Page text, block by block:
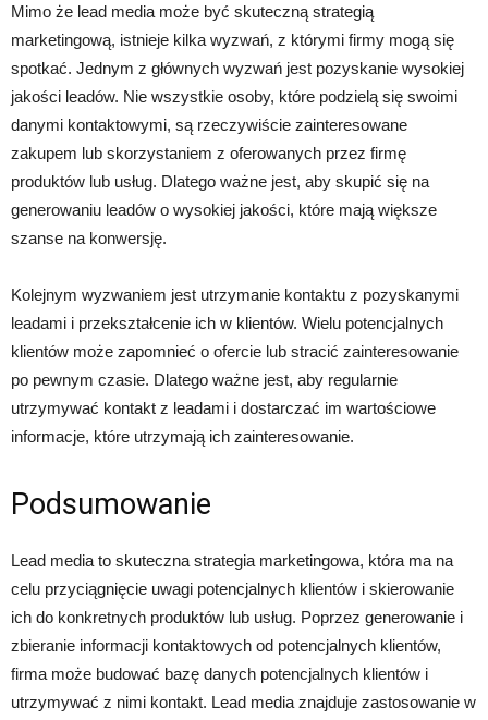
Mimo że lead media może być skuteczną strategią
marketingową, istnieje kilka wyzwań, z którymi firmy mogą się
spotkać. Jednym z głównych wyzwań jest pozyskanie wysokiej
jakości leadów. Nie wszystkie osoby, które podzielą się swoimi
danymi kontaktowymi, są rzeczywiście zainteresowane
zakupem lub skorzystaniem z oferowanych przez firmę
produktów lub usług. Dlatego ważne jest, aby skupić się na
generowaniu leadów o wysokiej jakości, które mają większe
szanse na konwersję.
Kolejnym wyzwaniem jest utrzymanie kontaktu z pozyskanymi
leadami i przekształcenie ich w klientów. Wielu potencjalnych
klientów może zapomnieć o ofercie lub stracić zainteresowanie
po pewnym czasie. Dlatego ważne jest, aby regularnie
utrzymywać kontakt z leadami i dostarczać im wartościowe
informacje, które utrzymają ich zainteresowanie.
Podsumowanie
Lead media to skuteczna strategia marketingowa, która ma na
celu przyciągnięcie uwagi potencjalnych klientów i skierowanie
ich do konkretnych produktów lub usług. Poprzez generowanie i
zbieranie informacji kontaktowych od potencjalnych klientów,
firma może budować bazę danych potencjalnych klientów i
utrzymywać z nimi kontakt. Lead media znajduje zastosowanie w